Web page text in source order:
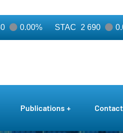
0.00% STAC 2 690
Publications